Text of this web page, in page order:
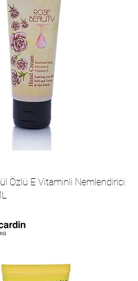
Özlü E Vitaminli Nemlendirici